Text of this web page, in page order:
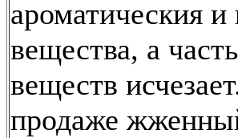
ароматическия и
вещества, а
веществ
продаже